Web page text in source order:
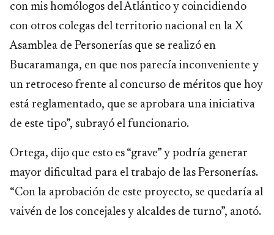
con mis homólogos del Atlántico y coincidiendo
con otros colegas del territorio nacional en la X
Asamblea de Personerías que se realizó en
Bucaramanga, en que nos parecía inconveniente y
un retroceso frente al concurso de méritos que hoy
está reglamentado, que se aprobara una iniciativa
de este tipo”, subrayó el funcionario.
Ortega, dijo que esto es “grave” y podría generar
mayor dificultad para el trabajo de las Personerías.
“Con la aprobación de este proyecto, se quedaría al
vaivén de los concejales y alcaldes de turno”, anotó.